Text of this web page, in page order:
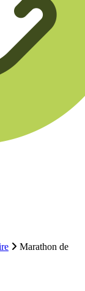
Marathon de